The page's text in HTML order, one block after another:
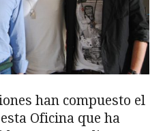
han compuesto el
Oficina que ha